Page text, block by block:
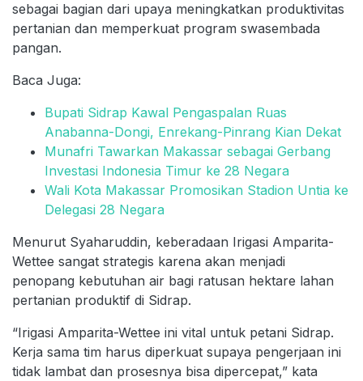
sebagai bagian dari upaya meningkatkan produktivitas
pertanian dan memperkuat program swasembada
pangan.
Baca Juga:
Bupati Sidrap Kawal Pengaspalan Ruas
Anabanna-Dongi, Enrekang-Pinrang Kian Dekat
Munafri Tawarkan Makassar sebagai Gerbang
Investasi Indonesia Timur ke 28 Negara
Wali Kota Makassar Promosikan Stadion Untia ke
Delegasi 28 Negara
Menurut Syaharuddin, keberadaan Irigasi Amparita-
Wettee sangat strategis karena akan menjadi
penopang kebutuhan air bagi ratusan hektare lahan
pertanian produktif di Sidrap.
“Irigasi Amparita-Wettee ini vital untuk petani Sidrap.
Kerja sama tim harus diperkuat supaya pengerjaan ini
tidak lambat dan prosesnya bisa dipercepat,” kata